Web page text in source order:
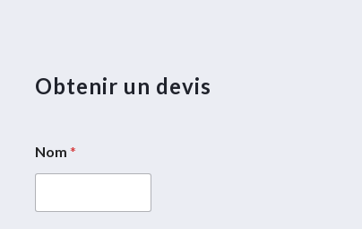
Obtenir un devis
Nom *